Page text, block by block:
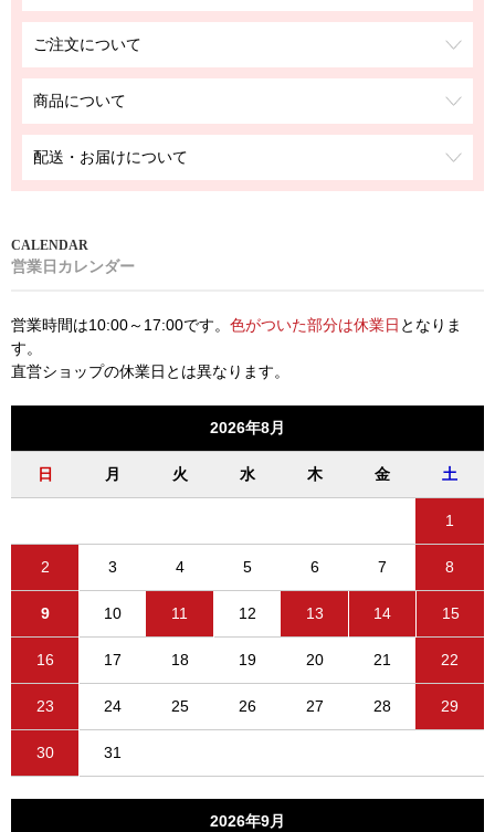
ご注文について
商品について
配送・お届けについて
営業日カレンダー
営業時間は10:00～17:00です。 色がついた部分は休業日 となりま
す。
直営ショップの休業日とは異なります。
2026年8月
日 月 火 水 木 金 土
1
2 3 4 5 6 7 8
9 10 11 12 13 14 15
16 17 18 19 20 21 22
23 24 25 26 27 28 29
30 31
2026年9月